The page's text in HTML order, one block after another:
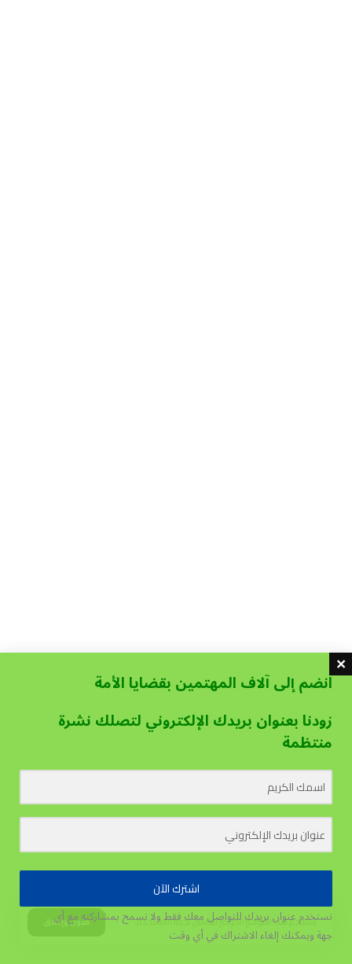
يستخدم هذا الموقع الكوكيز لتحسين تجربة المستخدم. قبول وإغلاق
انضم إلى آلاف المهتمين بقضايا الأمة
زودنا بعنوان بريدك الإلكتروني لتصلك نشرة
منتظمة
اشترك الآن
نستخدم عنوان بريدك للتواصل معك فقط ولا نسمح بمشاركته مع أي
جهةويمكنك إلغاء الاشتراك في أي وقت